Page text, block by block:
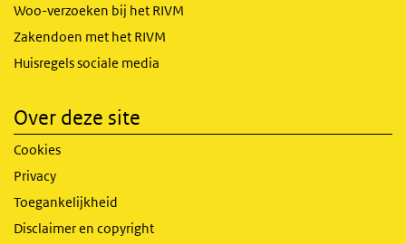
Woo-verzoeken bij het RIVM
Zakendoen met het RIVM
Huisregels sociale media
Over deze site
Cookies
Privacy
Toegankelijkheid
Disclaimer en copyright